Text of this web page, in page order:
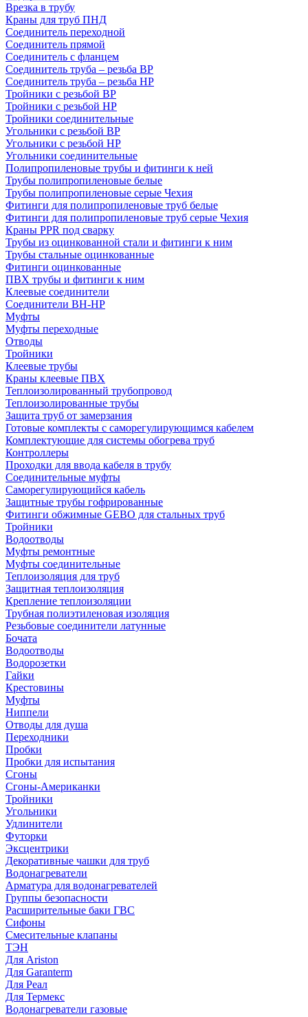
Врезка в трубу
Краны для труб ПНД
Соединитель переходной
Соединитель прямой
Соединитель с фланцем
Соединитель труба – резьба ВР
Соединитель труба – резьба НР
Тройники с резьбой ВР
Тройники с резьбой НР
Тройники соединительные
Угольники с резьбой ВР
Угольники с резьбой НР
Угольники соединительные
Полипропиленовые трубы и фитинги к ней
Трубы полипропиленовые белые
Трубы полипропиленовые серые Чехия
Фитинги для полипропиленовые труб белые
Фитинги для полипропиленовые труб серые Чехия
Краны PPR под сварку
Трубы из оцинкованной стали и фитинги к ним
Трубы стальные оцинкованные
Фитинги оцинкованные
ПВХ трубы и фитинги к ним
Клеевые соединители
Соединители ВН-НР
Муфты
Муфты переходные
Отводы
Тройники
Клеевые трубы
Краны клеевые ПВХ
Теплоизолированный трубопровод
Теплоизолированные трубы
Защита труб от замерзания
Готовые комплекты с саморегулирующимся кабелем
Комплектующие для системы обогрева труб
Контроллеры
Проходки для ввода кабеля в трубу
Соединительные муфты
Саморегулирующийся кабель
Защитные трубы гофрированные
Фитинги обжимные GEBO для стальных труб
Тройники
Водоотводы
Муфты ремонтные
Муфты соединительные
Теплоизоляция для труб
Защитная теплоизоляция
Крепление теплоизоляции
Трубная полиэтиленовая изоляция
Резьбовые соединители латунные
Бочата
Водоотводы
Водорозетки
Гайки
Крестовины
Муфты
Ниппели
Отводы для душа
Переходники
Пробки
Пробки для испытания
Сгоны
Сгоны-Американки
Тройники
Угольники
Удлинители
Футорки
Эксцентрики
Декоративные чашки для труб
Водонагреватели
Арматура для водонагревателей
Группы безопасности
Расширительные баки ГВС
Сифоны
Смесительные клапаны
ТЭН
Для Ariston
Для Garanterm
Для Реал
Для Термекс
Водонагреватели газовые